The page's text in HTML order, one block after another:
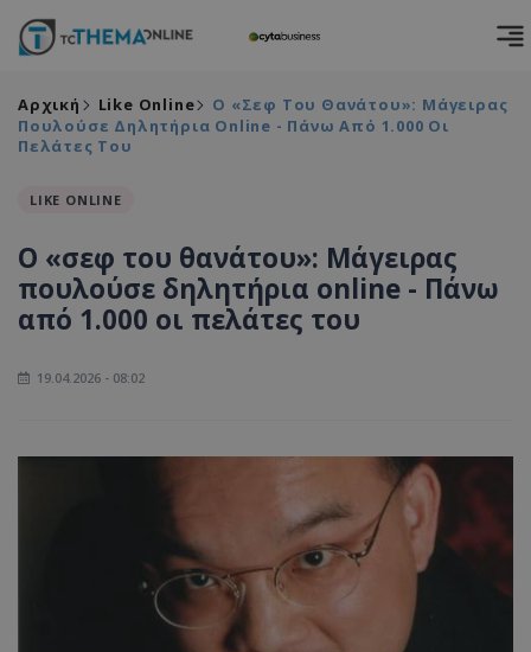
Αρχική Like Online
Ο «σεφ Του Θανάτου»: Μάγειρας
Πουλούσε Δηλητήρια Online - Πάνω Από 1.000 Οι
Πελάτες Του
LIKE ONLINE
Ο «σεφ του θανάτου»: Μάγειρας
πουλούσε δηλητήρια online - Πάνω
από 1.000 οι πελάτες του
19.04.2026 - 08:02